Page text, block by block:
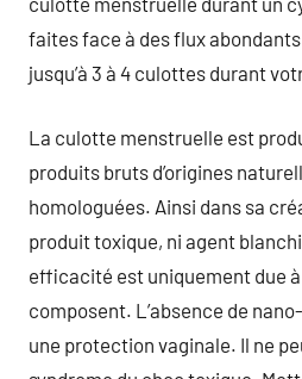
faites face à des flux
jusqu’à 3 à 4 culottes durant
La culotte menstruelle est
produits bruts d’origines
homologuées. Ainsi dans sa
produit toxique, ni agent
efficacité est uniquement due
composent. L’absence de
une protection vaginale. Il ne